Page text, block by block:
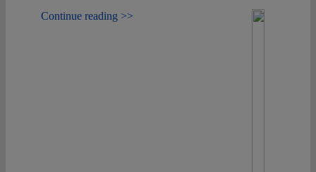
Continue reading >>